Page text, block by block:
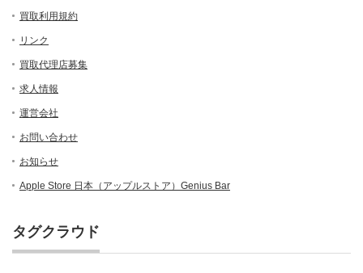
買取利用規約
リンク
買取代理店募集
求人情報
運営会社
お問い合わせ
お知らせ
Apple Store 日本（アップルストア）Genius Bar
タグクラウド